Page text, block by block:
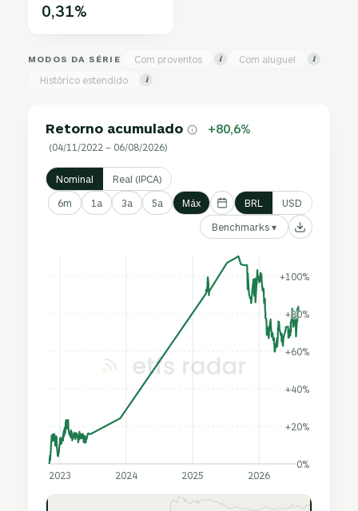
0,31%
MODOS DA SÉRIE Com proventos i Com aluguel i
Histórico estendido i
Retorno acumulado +80,6%
(04/11/2022 – 06/08/2026)
Nominal Real (IPCA)
6m 1a 3a 5a Máx BRL USD
Benchmarks ▾
0%
+20%
+40%
+60%
+80%
+100%
2023 2024 2025 2026